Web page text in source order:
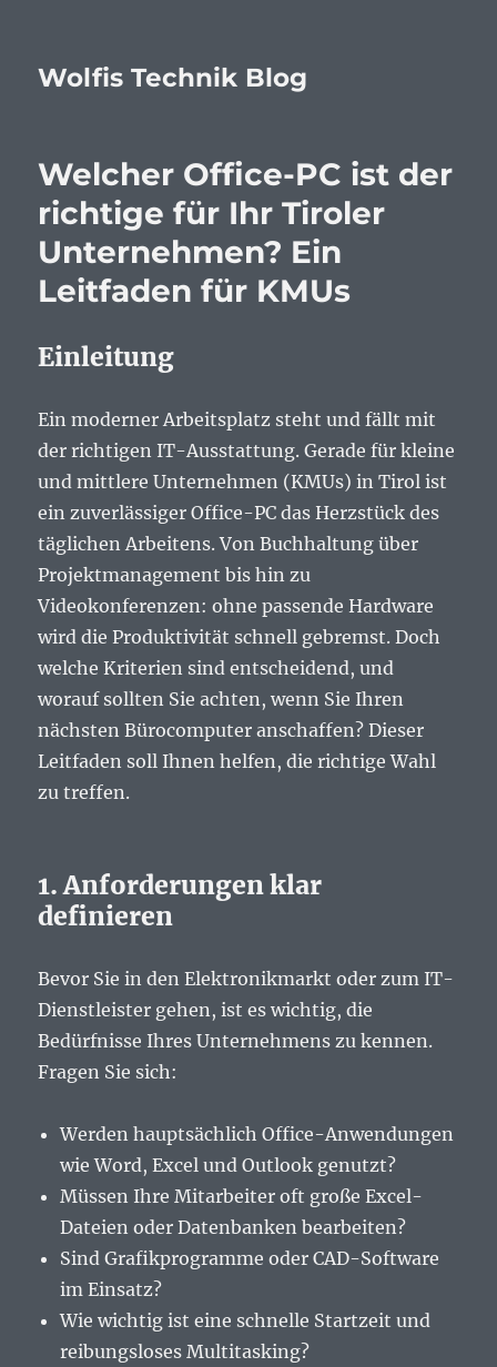
Wolfis Technik Blog
Welcher Office-PC ist der
richtige für Ihr Tiroler
Unternehmen? Ein
Leitfaden für KMUs
Einleitung
Ein moderner Arbeitsplatz steht und fällt mit
der richtigen IT-Ausstattung. Gerade für kleine
und mittlere Unternehmen (KMUs) in Tirol ist
ein zuverlässiger Office-PC das Herzstück des
täglichen Arbeitens. Von Buchhaltung über
Projektmanagement bis hin zu
Videokonferenzen: ohne passende Hardware
wird die Produktivität schnell gebremst. Doch
welche Kriterien sind entscheidend, und
worauf sollten Sie achten, wenn Sie Ihren
nächsten Bürocomputer anschaffen? Dieser
Leitfaden soll Ihnen helfen, die richtige Wahl
zu treffen.
1. Anforderungen klar
definieren
Bevor Sie in den Elektronikmarkt oder zum IT-
Dienstleister gehen, ist es wichtig, die
Bedürfnisse Ihres Unternehmens zu kennen.
Fragen Sie sich:
Werden hauptsächlich Office-Anwendungen
wie Word, Excel und Outlook genutzt?
Müssen Ihre Mitarbeiter oft große Excel-
Dateien oder Datenbanken bearbeiten?
Sind Grafikprogramme oder CAD-Software
im Einsatz?
Wie wichtig ist eine schnelle Startzeit und
reibungsloses Multitasking?